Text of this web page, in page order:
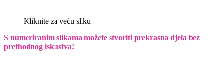
Kliknite za veću sliku
S numeriranim slikama možete stvoriti prekrasna djela bez
prethodnog iskustva!